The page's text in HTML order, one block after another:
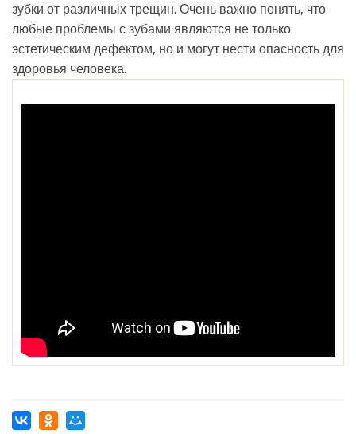
зубки от различных трещин. Очень важно понять, что
любые проблемы с зубами являются не только
эстетическим дефектом, но и могут нести опасность для
здоровья человека.